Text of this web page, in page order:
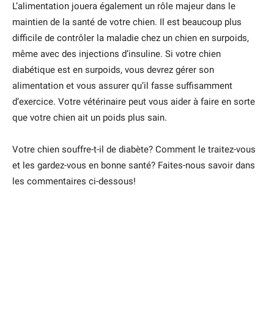
L’alimentation jouera également un rôle majeur dans le
maintien de la santé de votre chien. Il est beaucoup plus
difficile de contrôler la maladie chez un chien en surpoids,
même avec des injections d’insuline. Si votre chien
diabétique est en surpoids, vous devrez gérer son
alimentation et vous assurer qu’il fasse suffisamment
d’exercice. Votre vétérinaire peut vous aider à faire en sorte
que votre chien ait un poids plus sain.
Votre chien souffre-t-il de diabète? Comment le traitez-vous
et les gardez-vous en bonne santé? Faites-nous savoir dans
les commentaires ci-dessous!